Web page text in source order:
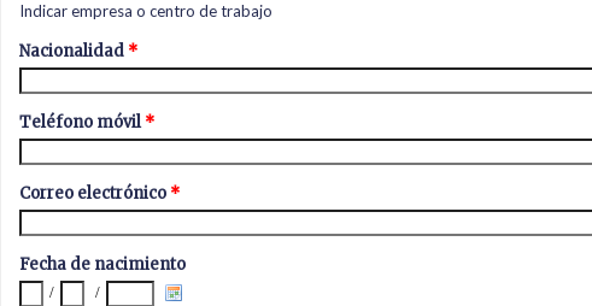
Indicar empresa o centro de trabajo
Nacionalidad *
Teléfono móvil*
Correo electrónico *
Fecha de nacimiento
/ /